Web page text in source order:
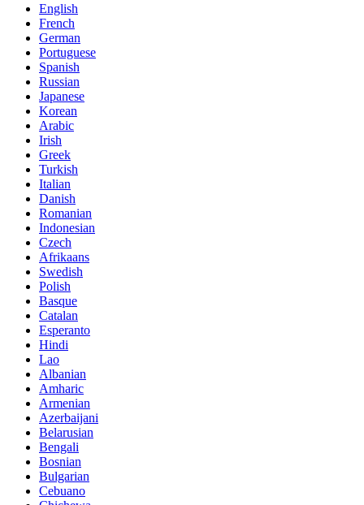
English
French
German
Portuguese
Spanish
Russian
Japanese
Korean
Arabic
Irish
Greek
Turkish
Italian
Danish
Romanian
Indonesian
Czech
Afrikaans
Swedish
Polish
Basque
Catalan
Esperanto
Hindi
Lao
Albanian
Amharic
Armenian
Azerbaijani
Belarusian
Bengali
Bosnian
Bulgarian
Cebuano